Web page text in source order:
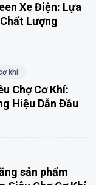
Xe Điện: Lựa
Lượng
khí
Chợ Cơ Khí:
Hiệu Dẫn Đầu
sản phẩm